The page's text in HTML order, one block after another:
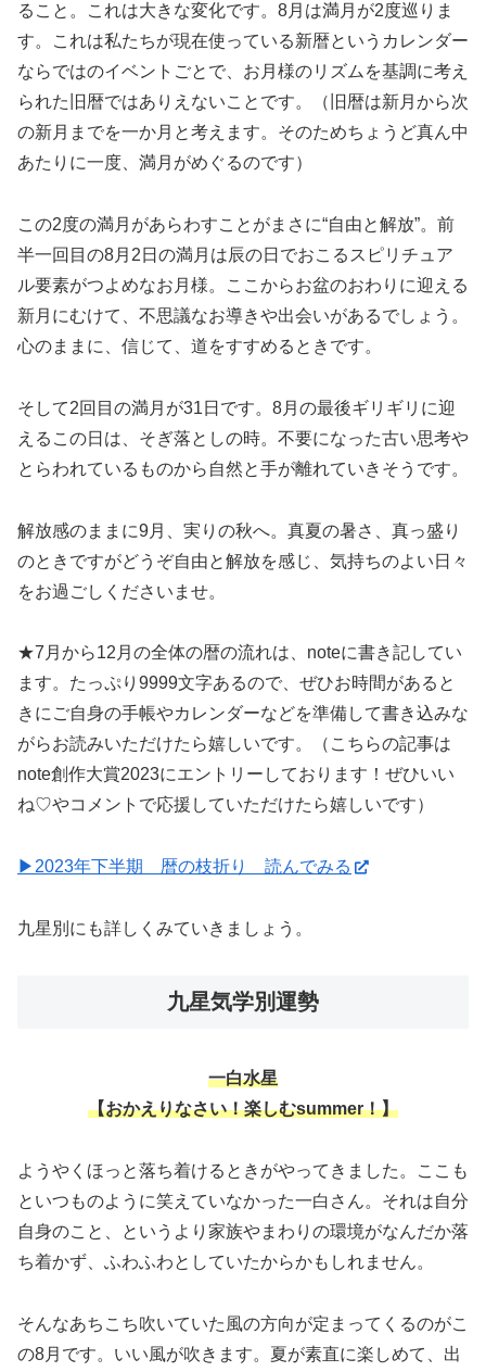
ること。これは大きな変化です。8月は満月が2度巡りま
す。これは私たちが現在使っている新暦というカレンダー
ならではのイベントごとで、お月様のリズムを基調に考え
られた旧暦ではありえないことです。（旧暦は新月から次
の新月までを一か月と考えます。そのためちょうど真ん中
あたりに一度、満月がめぐるのです）
この2度の満月があらわすことがまさに“自由と解放”。前
半一回目の8月2日の満月は辰の日でおこるスピリチュア
ル要素がつよめなお月様。ここからお盆のおわりに迎える
新月にむけて、不思議なお導きや出会いがあるでしょう。
心のままに、信じて、道をすすめるときです。
そして2回目の満月が31日です。8月の最後ギリギリに迎
えるこの日は、そぎ落としの時。不要になった古い思考や
とらわれているものから自然と手が離れていきそうです。
解放感のままに9月、実りの秋へ。真夏の暑さ、真っ盛り
のときですがどうぞ自由と解放を感じ、気持ちのよい日々
をお過ごしくださいませ。
★7月から12月の全体の暦の流れは、noteに書き記してい
ます。たっぷり9999文字あるので、ぜひお時間があると
きにご自身の手帳やカレンダーなどを準備して書き込みな
がらお読みいただけたら嬉しいです。（こちらの記事は
note創作大賞2023にエントリーしております！ぜひいい
ね♡やコメントで応援していただけたら嬉しいです）
▶2023年下半期 暦の枝折り 読んでみる
九星別にも詳しくみていきましょう。
九星気学別運勢
一白水星
【おかえりなさい！楽しむsummer！】
ようやくほっと落ち着けるときがやってきました。ここも
といつものように笑えていなかった一白さん。それは自分
自身のこと、というより家族やまわりの環境がなんだか落
ち着かず、ふわふわとしていたからかもしれません。
そんなあちこち吹いていた風の方向が定まってくるのがこ
の8月です。いい風が吹きます。夏が素直に楽しめて、出